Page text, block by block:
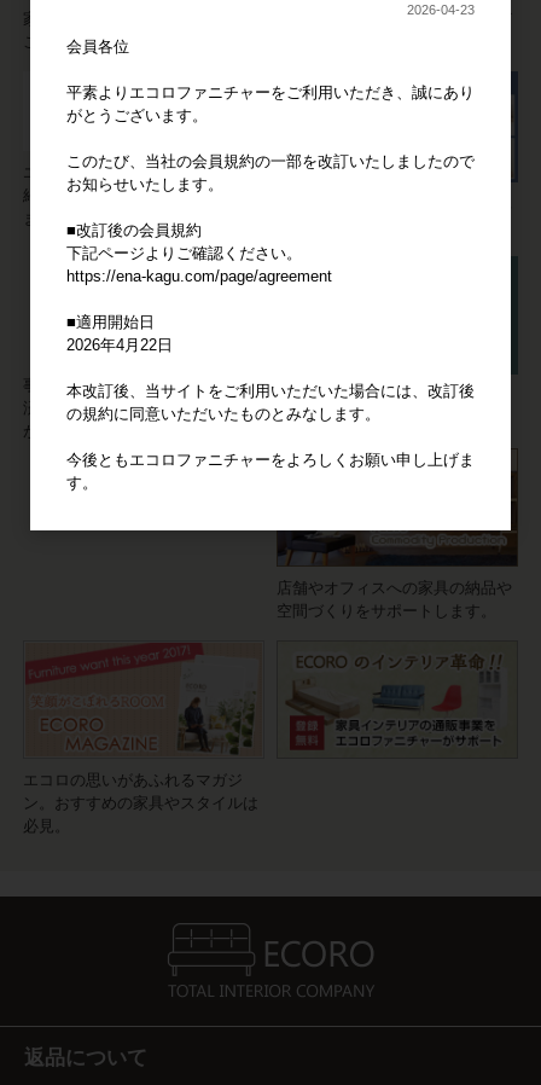
家具についてのご要望やご質問は
こちらより承ります。
ご注文の流れやお支払い方法など
エコロファニチャーの"強み"をご
紹介。他の家具卸サイトとは違い
事業者の方の家具の仕入れには決
済システム「Bカート掛け払い」
が便利です。
家具に不具合が発生しても安心。
信頼の3ヶ月サポート。
店舗やオフィスへの家具の納品や
空間づくりをサポートします。
エコロの思いがあふれるマガジ
ン。おすすめの家具やスタイルは
必見。
返品について
2026-04-23
会員各位
平素よりエコロファニチャーをご利用いただき、誠にあり
がとうございます。
このたび、当社の会員規約の一部を改訂いたしましたので
お知らせいたします。
■改訂後の会員規約
下記ページよりご確認ください。
https://ena-kagu.com/page/agreement
■適用開始日
2026年4月22日
本改訂後、当サイトをご利用いただいた場合には、改訂後
の規約に同意いただいたものとみなします。
今後ともエコロファニチャーをよろしくお願い申し上げま
す。